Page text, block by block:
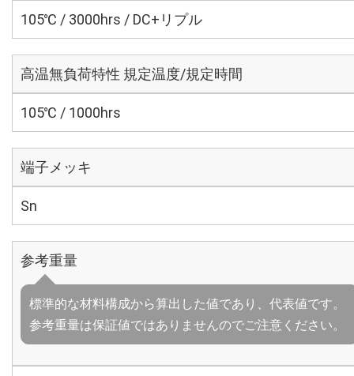
105℃ / 3000hrs / DC+リプル
高温無負荷特性 規定温度/規定時間
105℃ / 1000hrs
端子メッキ
Sn
参考重量
標準的な材料構成から算出した値であり、代表値です。
参考重量は保証値ではありませんのでご注意ください。